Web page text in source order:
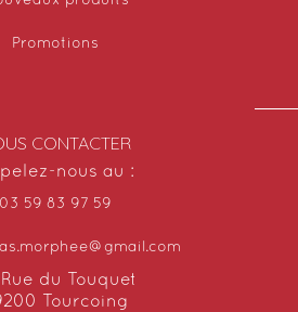
Promotions
CONTACTER
nous au :
03 59 83 97 59
du Touquet
Tourcoing